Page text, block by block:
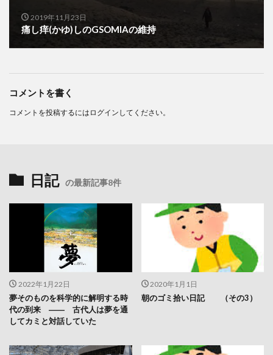
2019年11月23日
痛し痒(かゆ)しのGSOMIAの維持
コメントを書く
コメントを投稿するには ログイン してください。
日記 の最新記事8件
2022年1月22日
夢そのものを科学的に解明する時
代の到来 ―― 古代人は夢を通
してカミと対話していた
2020年1月1日
朝のゴミ拾い日記 （その3）